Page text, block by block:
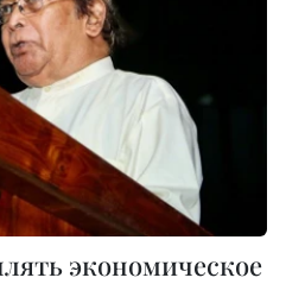
экономическое